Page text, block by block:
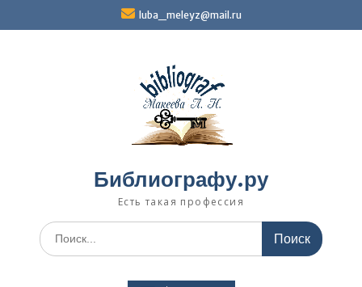
luba_meleyz@mail.ru
Библиографу.ру
Есть такая профессия
Поиск
по: